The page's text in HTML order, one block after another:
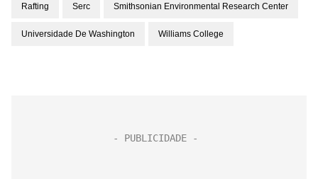
Rafting Serc Smithsonian Environmental Research Center
Universidade De Washington Williams College